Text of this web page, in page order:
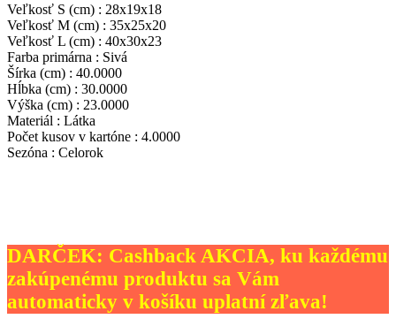
Veľkosť S (cm) : 28x19x18
Veľkosť M (cm) : 35x25x20
Veľkosť L (cm) : 40x30x23
Farba primárna : Sivá
Šírka (cm) : 40.0000
Hĺbka (cm) : 30.0000
Výška (cm) : 23.0000
Materiál : Látka
Počet kusov v kartóne : 4.0000
Sezóna : Celorok
DARČEK: Cashback AKCIA, ku každému
zakúpenému produktu sa Vám
automaticky v košíku uplatní zľava!